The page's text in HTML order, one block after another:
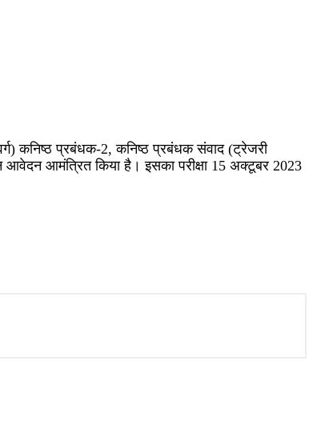
कनिष्ठ प्रबंधक-2, कनिष्ठ प्रबंधक संवाद (ट्रेजरी
आमंत्रित किया है। इसका परीक्षा 15 अक्टूबर 2023